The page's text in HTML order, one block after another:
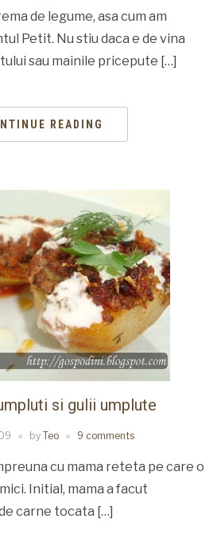
de legume, asa cum am
Petit. Nu stiu daca e de vina
sau mainile pricepute […]
READING
si gulii umplute
by Teo 9 comments
cu mama reteta pe care o
Initial, mama a facut
carne tocata […]